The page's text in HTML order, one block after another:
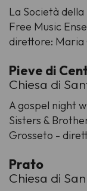
La Società
Free Music
direttore: Maria
Pieve di
Chiesa di
A gospel night
Sisters &
Grosseto -
Prato
Chiesa di